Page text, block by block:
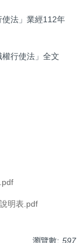
法」業經112年
行使法」全文
明表.pdf
瀏覽數: 597